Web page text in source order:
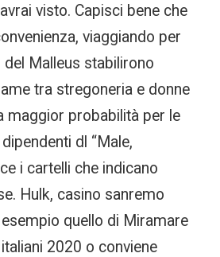
visto. Capisci bene che
viaggiando per
del Malleus stabilirono
tra stregoneria e donne
maggior probabilità per le
dl “Male,
i cartelli che indicano
Hulk, casino sanremo
quello di Miramare
2020 o conviene